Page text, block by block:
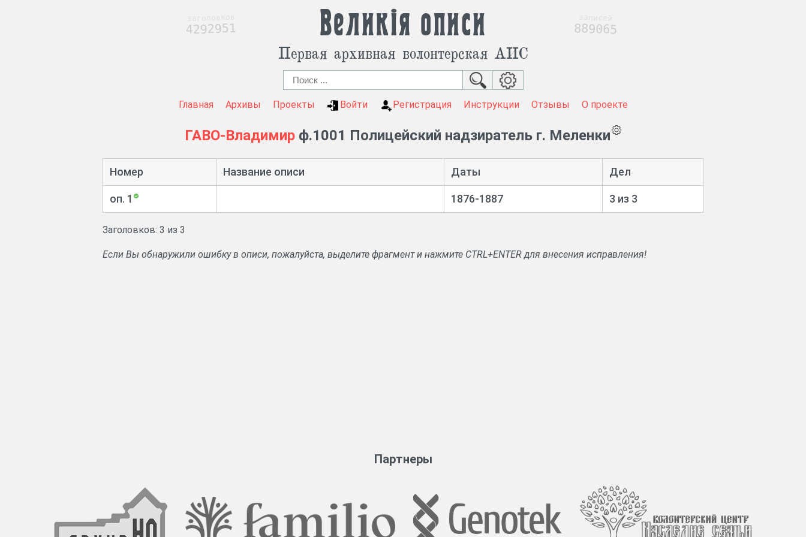
Великія описи
Первая архивная волонтерская АИС
Главная Архивы Проекты Войти Регистрация Инструкции Отзывы О проекте
ГАВО-Владимир ф.1001 Полицейский надзиратель г. Меленки
Номер Название описи Даты Дел
оп. 1 1876-1887 3 из 3
Заголовков: 3 из 3
Если Вы обнаружили ошибку в описи, пожалуйста, выделите фрагмент и нажмите CTRL+ENTER для внесения исправления!
Партнеры
4292951 889065